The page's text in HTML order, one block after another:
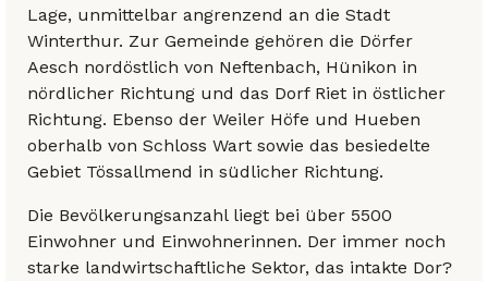
Lage, unmittelbar angrenzend an die Stadt
Winterthur. Zur Gemeinde gehören die Dörfer
Aesch nordöstlich von Neftenbach, Hünikon in
nördlicher Richtung und das Dorf Riet in östlicher
Richtung. Ebenso der Weiler Höfe und Hueben
oberhalb von Schloss Wart sowie das besiedelte
Gebiet Tössallmend in südlicher Richtung.
Die Bevölkerungsanzahl liegt bei über 5500
Einwohner und Einwohnerinnen. Der immer noch
starke landwirtschaftliche Sektor, das intakte Dor?